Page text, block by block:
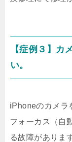
【症例３】カ
い。
iPhoneのカメラ
フォーカス（自
る故障がありま